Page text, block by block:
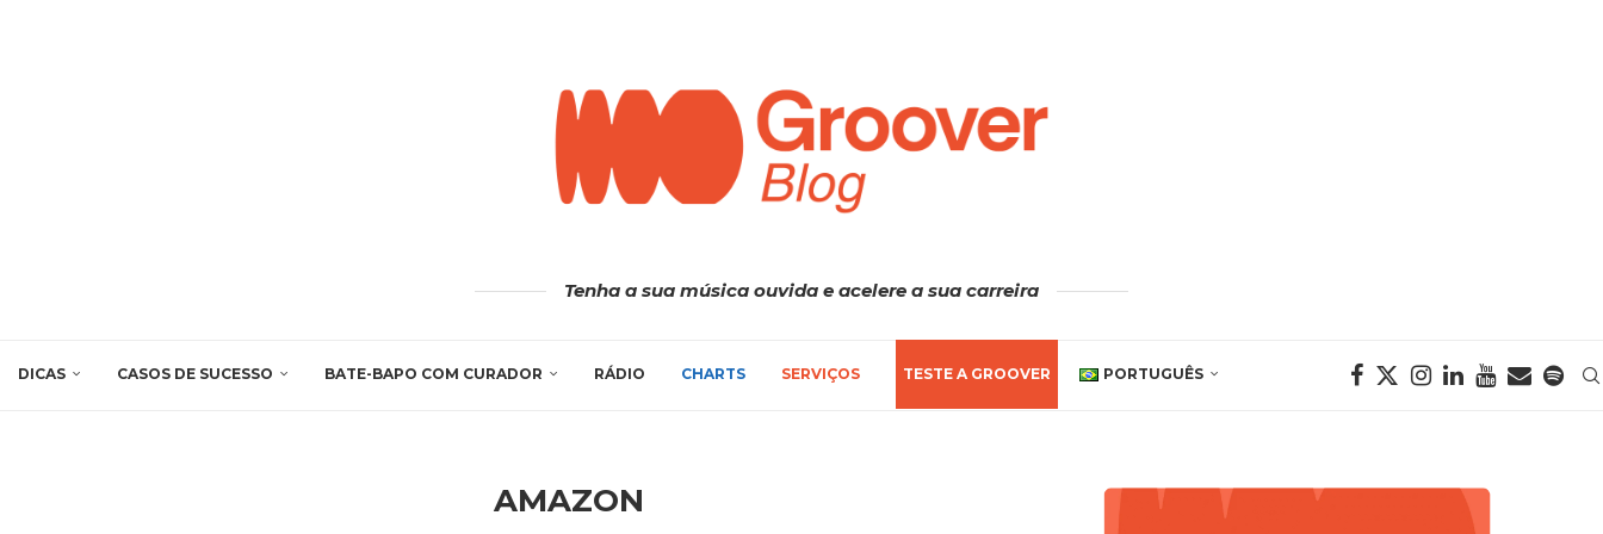
Tenha a sua música ouvida e acelere a sua carreira
DICAS CASOS DE SUCESSO BATE-BAPO COM CURADOR RÁDIO CHARTS SERVIÇOS TESTE A GROOVER PORTUGUÊS
AMAZON